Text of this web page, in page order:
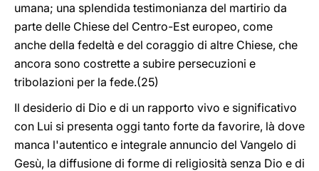
umana; una splendida testimonianza del martirio da
parte delle Chiese del Centro-Est europeo, come
anche della fedeltà e del coraggio di altre Chiese, che
ancora sono costrette a subire persecuzioni e
tribolazioni per la fede.(25)
Il desiderio di Dio e di un rapporto vivo e significativo
con Lui si presenta oggi tanto forte da favorire, là dove
manca l'autentico e integrale annuncio del Vangelo di
Gesù, la diffusione di forme di religiosità senza Dio e di